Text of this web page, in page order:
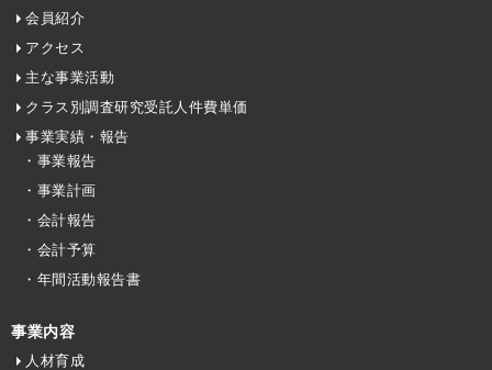
会員紹介
アクセス
主な事業活動
クラス別調査研究受託人件費単価
事業実績・報告
・事業報告
・事業計画
・会計報告
・会計予算
・年間活動報告書
事業内容
人材育成